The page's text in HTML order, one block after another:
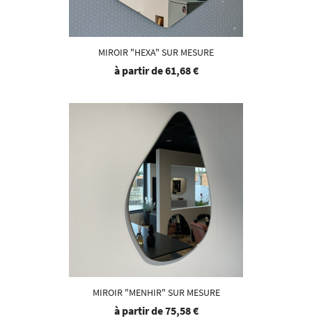
MIROIR "HEXA" SUR MESURE
à partir de61,68 €
MIROIR "MENHIR" SUR MESURE
à partir de75,58 €